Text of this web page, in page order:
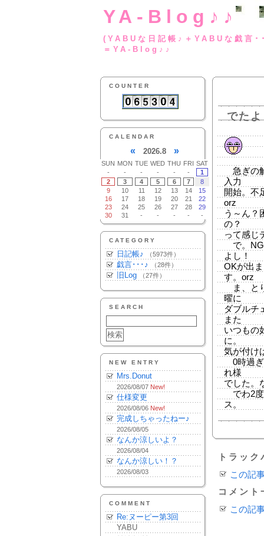
YA-Blog♪♪
(YABUな日記帳♪
＝YA-Blog♪♪
COUNTER
CALENDAR
« 2026.8 »
SUN MON TUE WED THU FRI SAT
-
- - - - -
1
2
3 4 5 6 7
8
9
10 11 12 13 14
15
16
17 18 19 20 21
22
23
24 25 26 27 28
29
30
31 - - - - -
CATEGORY
日記帳♪ （5973件）
戯言･･･♪ （28件）
旧Log （27件）
SEARCH
NEW ENTRY
Mrs.Donut
2026/08/07 New!
仕様変更
2026/08/06 New!
完成しちゃったねー♪
2026/08/05
なんか涼しいよ？
2026/08/04
なんか涼しい！？
2026/08/03
COMMENT
Re:ヌーピー第3回
YABU
でた
急ぎの
入力
開始。不
orz
う～ん？
の？
って感じ
で。NG
よし！
OKが出
す。orz
ま、と
曜に
ダブルチ
また
いつもの
に。
気が付け
0時過ぎ
れ様
でした。
でわ2度
ス。
トラッ
この記
コメント
この記